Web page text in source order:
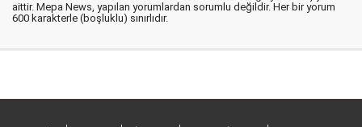
aittir. Mepa News, yapılan yorumlardan sorumlu değildir. Her bir yorum
600 karakterle (boşluklu) sınırlıdır.